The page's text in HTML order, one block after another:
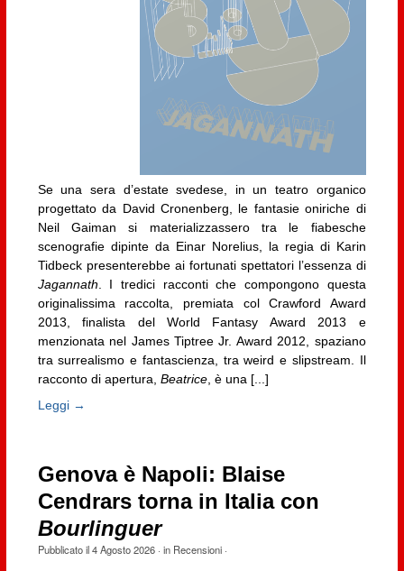
Se una sera d’estate svedese, in un teatro organico
progettato da David Cronenberg, le fantasie oniriche di
Neil Gaiman si materializzassero tra le fiabesche
scenografie dipinte da Einar Norelius, la regia di Karin
Tidbeck presenterebbe ai fortunati spettatori l’essenza di
Jagannath . I tredici racconti che compongono questa
originalissima raccolta, premiata col Crawford Award
2013, finalista del World Fantasy Award 2013 e
menzionata nel James Tiptree Jr. Award 2012, spaziano
tra surrealismo e fantascienza, tra weird e slipstream. Il
racconto di apertura, Beatrice, è una [...]
Leggi →
Genova è Napoli: Blaise
Cendrars torna in Italia con
Bourlinguer
Pubblicato il4 Agosto 2026· in Recensioni·